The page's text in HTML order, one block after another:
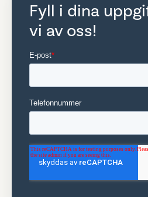
Fyll i dina
vi av oss!